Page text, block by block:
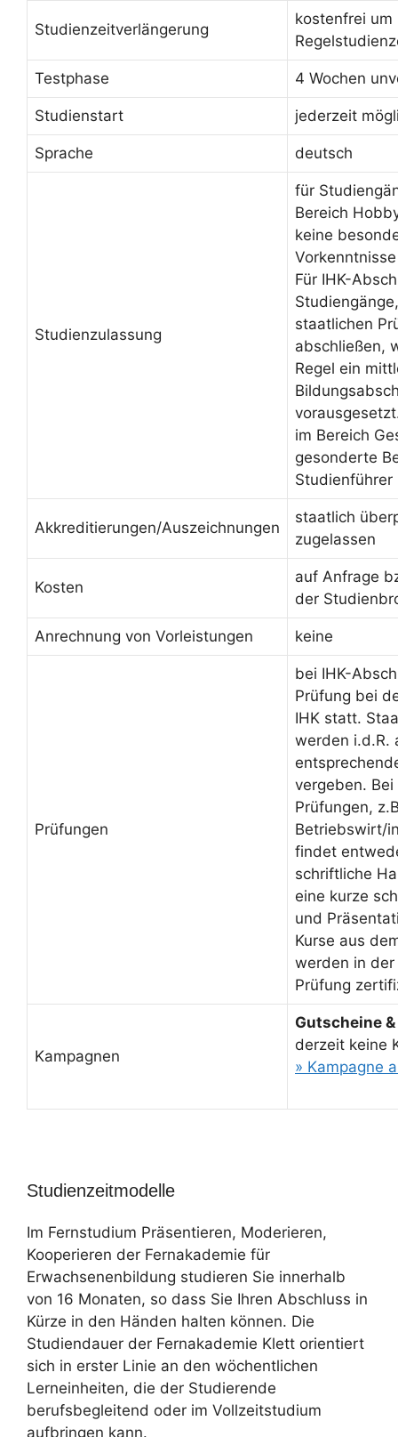
Studienzeitverlängerung
kostenfrei um
Testphase 4 Wochen
Studienstart jederzeit
Sprache deutsch
Studienzulassung
für
Bereich
keine
Für IHK-
staatlichen
abschließen,
Regel ein
im Bereich
gesonderte
Studienführer
Akkreditierungen/Auszeichnungen
staatlich
zugelassen
Kosten
auf Anfrage
der
Anrechnung von Vorleistungen keine
Prüfungen
bei IHK-
Prüfung bei
IHK statt.
werden i.d.R.
vergeben.
Prüfungen,
Betriebswirt/
findet
schriftliche
eine kurze
und
Kurse aus
werden in der
Prüfung
Kampagnen
Gutscheine
derzeit keine
» Kampagne
Studienzeitmodelle
Im Fernstudium Präsentieren, Moderieren,
Kooperieren der Fernakademie für
Erwachsenenbildung studieren Sie innerhalb
von 16 Monaten, so dass Sie Ihren Abschluss in
Kürze in den Händen halten können. Die
Studiendauer der Fernakademie Klett orientiert
sich in erster Linie an den wöchentlichen
Lerneinheiten, die der Studierende
berufsbegleitend oder im Vollzeitstudium
aufbringen kann.